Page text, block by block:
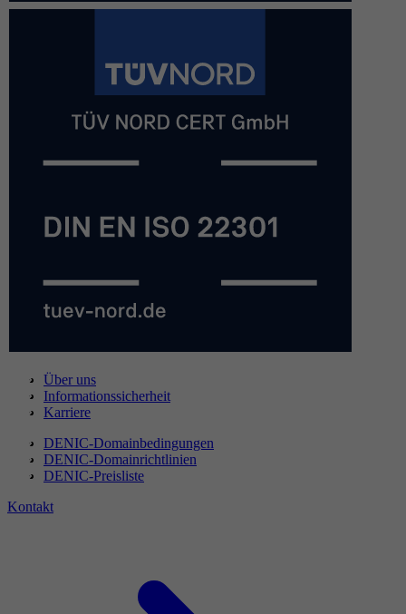
Über uns
Informationssicherheit
Karriere
DENIC-Domainbedingungen
DENIC-Domainrichtlinien
DENIC-Preisliste
Kontakt